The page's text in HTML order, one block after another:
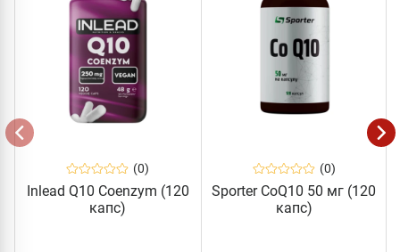
(0)
Inlead Q10 Coenzym (120
капс)
(0)
Sporter CoQ10 50 мг (120
капс)